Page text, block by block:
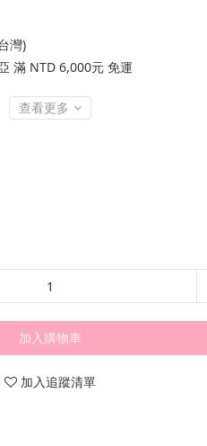
灣)
滿 NTD 6,000元 免運
查看更多
加入購物車
加入追蹤清單